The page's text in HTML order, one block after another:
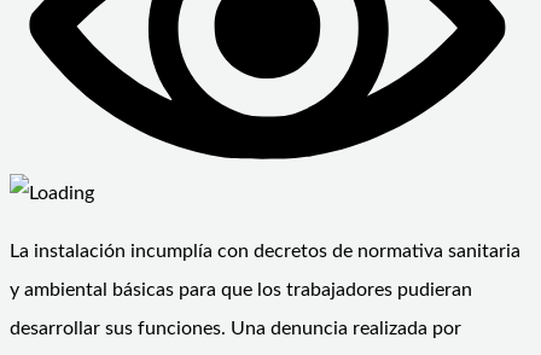
La instalación incumplía con decretos de normativa sanitaria
y ambiental básicas para que los trabajadores pudieran
desarrollar sus funciones. Una denuncia realizada por